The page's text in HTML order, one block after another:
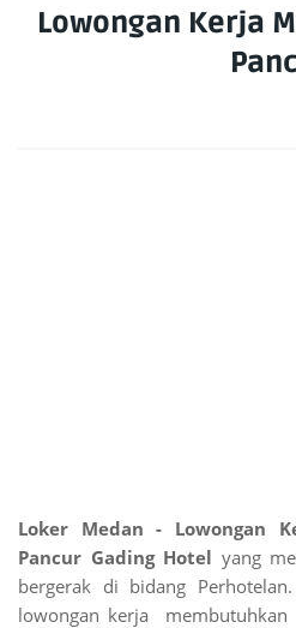
Lowongan Kerja
Loker Medan - Lowongan
Pancur Gading Hotel yang
bergerak di bidang
lowongan kerja membutuhkan